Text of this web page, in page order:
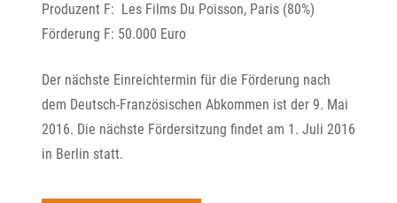
Produzent F: Les Films Du Poisson, Paris (80%)
Förderung F: 50.000 Euro
Der nächste Einreichtermin für die Förderung nach
dem Deutsch-Französischen Abkommen ist der 9. Mai
2016. Die nächste Fördersitzung findet am 1. Juli 2016
in Berlin statt.